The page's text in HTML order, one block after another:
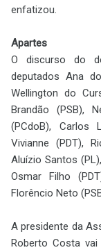
enfatizou.
Apartes
O discurso do
deputados Ana
Wellington do
Brandão (PSB),
(PCdoB), Carlos
Vivianne (PDT),
Aluízio Santos
Osmar Filho
Florêncio Neto
A presidente da
Roberto Costa